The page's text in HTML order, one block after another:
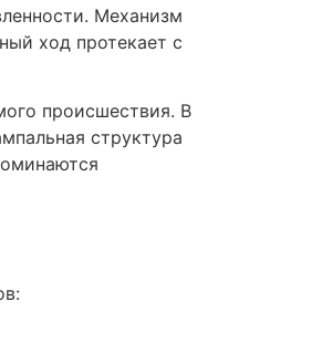
Механизм
ход протекает с
происшествия. В
структура